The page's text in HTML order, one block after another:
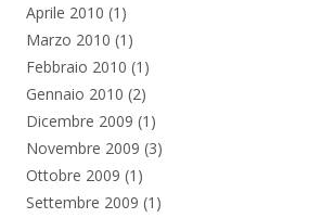
Aprile 2010 (1)
Marzo 2010 (1)
Febbraio 2010 (1)
Gennaio 2010 (2)
Dicembre 2009 (1)
Novembre 2009 (3)
Ottobre 2009 (1)
Settembre 2009 (1)